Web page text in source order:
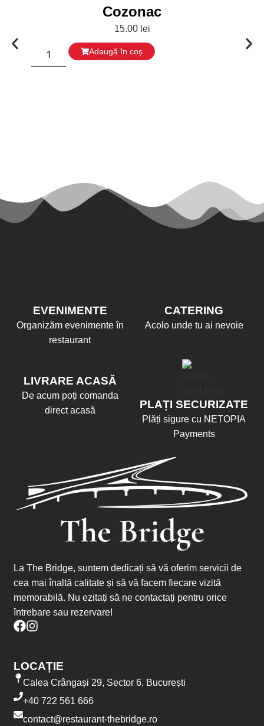
Cozonac
15.00 lei
Adaugă în coș
EVENIMENTE
Organizăm evenimente în
restaurant
CATERING
Acolo unde tu ai nevoie
LIVRARE ACASĂ
De acum poți comanda
direct acasă
PLAȚI SECURIZATE
Plăți sigure cu NETOPIA
Payments
La The Bridge, suntem dedicați să vă oferim servicii de
cea mai înaltă calitate și să vă facem fiecare vizită
memorabilă. Nu ezitați să ne contactați pentru orice
întrebare sau rezervare!
LOCAȚIE
Calea Crângași 29, Sector 6, București
+40 722 561 666
contact@restaurant-thebridge.ro